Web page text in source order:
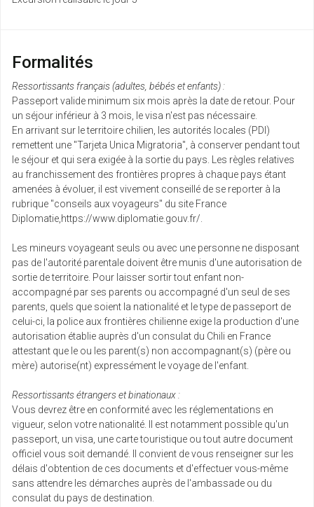
21
mai
9604 €/pers.
sam.
22
mai
9597 €/pers.
Retour le
31/05/2027
dim.
23
mai
9479 €/pers.
lun.
24
mai
9667 € /pers.
Retour le
02/06/2027
jeu.
27
mai
9637 €/pers.
Retour le
05/06/2027
ven.
mai
sam.
29
mai
9597 €/pers.
Retour le
07/06/2027
dim.
30 9561 €/pers.
Formalités
Ressortissants français (adultes, bébés et enfants) :
Passeport valide minimum six mois après la date de retour. Pour
un séjour inférieur à 3 mois, le visa n'est pas nécessaire.
En arrivant sur le territoire chilien, les autorités locales (PDI)
remettent une "Tarjeta Unica Migratoria", à conserver pendant tout
le séjour et qui sera exigée à la sortie du pays. Les règles relatives
au franchissement des frontières propres à chaque pays étant
amenées à évoluer, il est vivement conseillé de se reporter à la
rubrique "conseils aux voyageurs" du site France
Diplomatie,https://www.diplomatie.gouv.fr/.
Les mineurs voyageant seuls ou avec une personne ne disposant
pas de l'autorité parentale doivent être munis d'une autorisation de
sortie de territoire. Pour laisser sortir tout enfant non-
accompagné par ses parents ou accompagné d'un seul de ses
parents, quels que soient la nationalité et le type de passeport de
celui-ci, la police aux frontières chilienne exige la production d'une
autorisation établie auprès d'un consulat du Chili en France
attestant que le ou les parent(s) non accompagnant(s) (père ou
mère) autorise(nt) expressément le voyage de l'enfant.
Ressortissants étrangers et binationaux :
Vous devrez être en conformité avec les réglementations en
vigueur, selon votre nationalité. Il est notamment possible qu'un
passeport, un visa, une carte touristique ou tout autre document
officiel vous soit demandé. Il convient de vous renseigner sur les
délais d'obtention de ces documents et d'effectuer vous-même
sans attendre les démarches auprès de l'ambassade ou du
consulat du pays de destination.